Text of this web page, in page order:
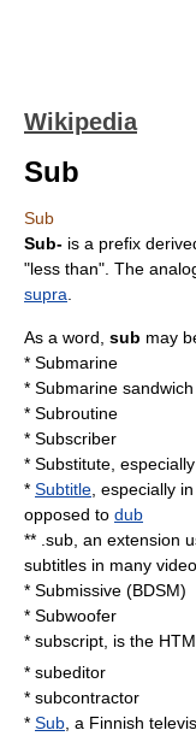
Wikipedia
Sub
Sub
Sub- is a prefix
"less than". The
supra
As a word, sub may
* Submarine
* Submarine sandwich
* Subroutine
* Subscriber
* Substitute ,
* Subtitle , especially
opposed to dub
** .sub , an extension
subtitles in many
* Submissive (BDSM)
* Subwoofer
* subscript is the
* subeditor
* subcontractor
* Sub , a Finnish